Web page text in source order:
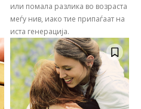
или помала разлика во возраста
меѓу нив, иако тие припаѓаат на
иста генерација.